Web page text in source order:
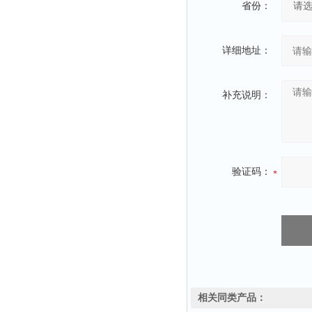
省份：
详细地址：
补充说明：
验证码：
相关同类产品：